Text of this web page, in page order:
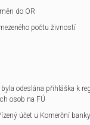
do OR
počtu živností
odeslána přihláška k
osob na FÚ
účet u Komerční banky